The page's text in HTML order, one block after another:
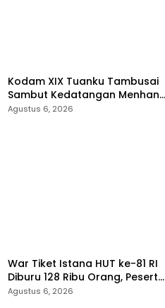
Kodam XIX Tuanku Tambusai
Sambut Kedatangan Menhan
RI, Tinjau Penguatan Yonif TP di
Agustus 6, 2026
War Tiket Istana HUT ke-81 RI
Diburu 128 Ribu Orang, Peserta
dari 36 Provinsi dan 14 Negara
Agustus 6, 2026